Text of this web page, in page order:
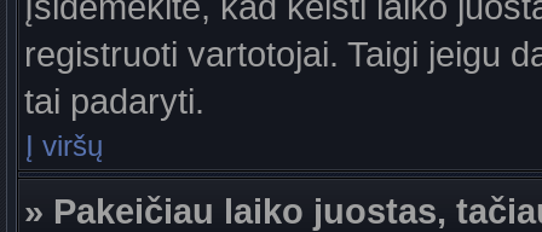
registruoti vartotojai. Taigi jeigu
tai padaryti.
Į viršų
» Pakeičiau laiko juostas,